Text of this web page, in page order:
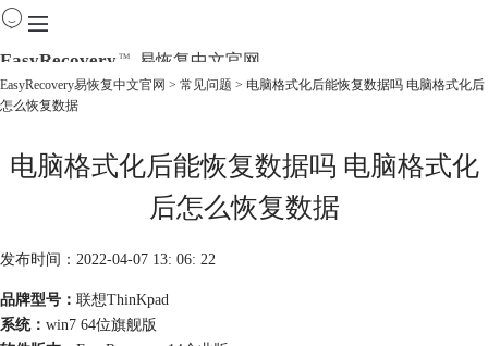
EasyRecovery TM 易恢复中文官网
下载
EasyRecovery易恢复中文官网 > 常见问题 > 电脑格式化后能恢复数据吗 电脑格式化后
怎么恢复数据
电脑格式化后能恢复数据吗 电脑格式化
后怎么恢复数据
发布时间：2022-04-07 13: 06: 22
品牌型号： 联想ThinKpad
系统： win7 64位旗舰版